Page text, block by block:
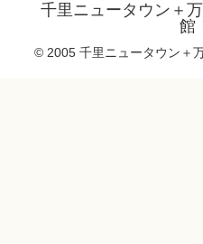
千里ニュータウン＋
館
© 2005 千里ニュータウン＋